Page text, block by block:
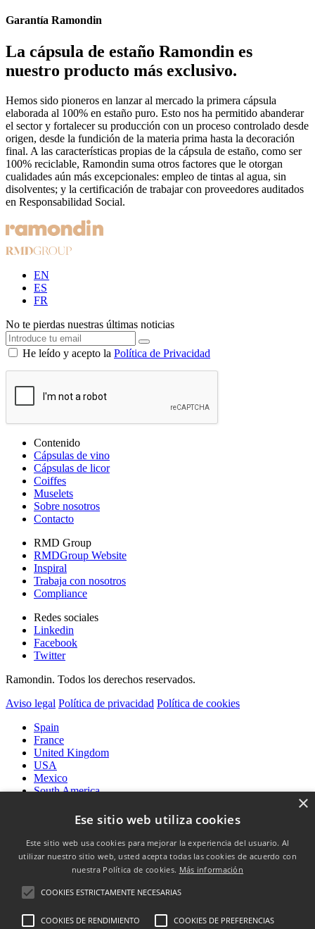
Garantía Ramondin
La cápsula de estaño Ramondin es
nuestro producto más exclusivo.
Hemos sido pioneros en lanzar al mercado la primera cápsula
elaborada al 100% en estaño puro. Esto nos ha permitido abanderar
el sector y fortalecer su producción con un proceso controlado desde
origen, desde la fundición de la materia prima hasta la decoración
final. A las características propias de la cápsula de estaño, como ser
100% reciclable, Ramondin suma otros factores que le otorgan
cualidades aún más excepcionales: empleo de tintas al agua, sin
disolventes; y la certificación de trabajar con proveedores auditados
en Responsabilidad Social.
EN
ES
FR
No te pierdas nuestras últimas noticias
He leído y acepto la Política de Privacidad
Contenido
Cápsulas de vino
Cápsulas de licor
Coiffes
Muselets
Sobre nosotros
Contacto
RMD Group
RMDGroup Website
Inspiral
Trabaja con nosotros
Compliance
Redes sociales
Linkedin
Facebook
Twitter
Ramondin. Todos los derechos reservados.
Aviso legal Política de privacidad Política de cookies
Spain
France
United Kingdom
USA
Mexico
South America
Cápsulas
Cápsulas de vino
Coiffes & Muselets
Muselets
×
Ese sitio web utiliza cookies
Este sitio web usa cookies para mejorar la experiencia del usuario. Al
utilizar nuestro sitio web, usted acepta todas las cookies de acuerdo con
nuestra Política de cookies. Más información
COOKIES ESTRICTAMENTE NECESARIAS
COOKIES DE RENDIMIENTO COOKIES DE PREFERENCIAS